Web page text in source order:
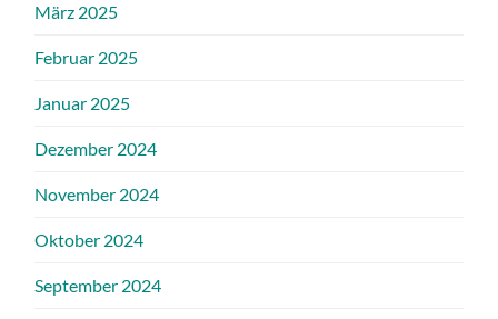
März 2025
Februar 2025
Januar 2025
Dezember 2024
November 2024
Oktober 2024
September 2024